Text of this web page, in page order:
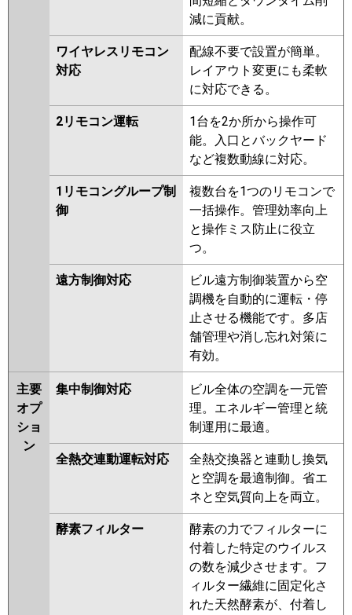
減に貢献。
ワイヤレスリモコン
対応
配線不要で設置が簡単。
レイアウト変更にも柔軟
に対応できる。
2リモコン運転
1台を2か所から操作可
能。入口とバックヤード
など複数動線に対応。
1リモコングループ制
御
複数台を1つのリモコンで
一括操作。管理効率向上
と操作ミス防止に役立
つ。
遠方制御対応
ビル遠方制御装置から空
調機を自動的に運転・停
止させる機能です。多店
舗管理や消し忘れ対策に
有効。
主要
オプ
ショ
ン
集中制御対応
ビル全体の空調を一元管
理。エネルギー管理と統
制運用に最適。
全熱交連動運転対応
全熱交換器と連動し換気
と空調を最適制御。省エ
ネと空気質向上を両立。
酵素フィルター
酵素の力でフィルターに
付着した特定のウイルス
の数を減少させます。フ
ィルター繊維に固定化さ
れた天然酵素が、付着し